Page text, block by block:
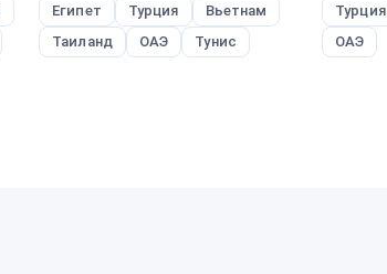
Египет Турция
Вьетнам
Таиланд
ОАЭ Тунис
Турция
ОАЭ